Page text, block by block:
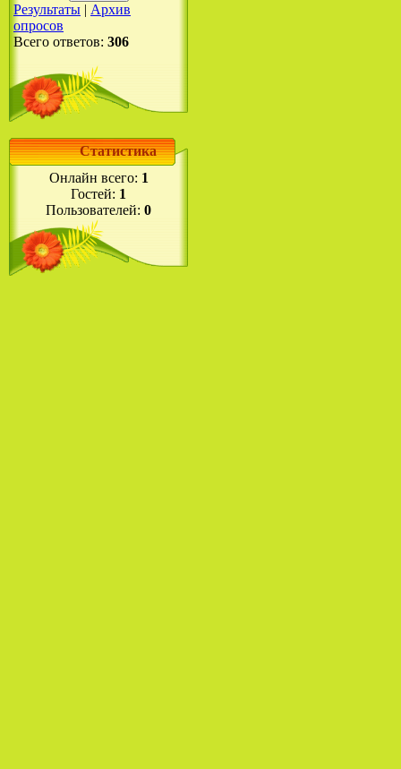
Результаты | Архив
опросов
Всего ответов: 306
Статистика
Онлайн всего: 1
Гостей: 1
Пользователей: 0